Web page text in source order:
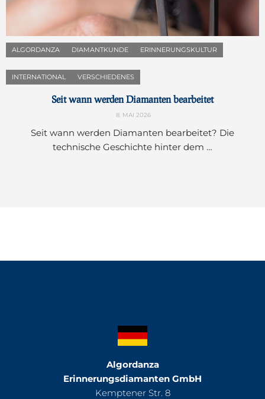
ALGORDANZA DIAMANTKUNDE ERINNERUNGSKULTUR
INTERNATIONAL VERSCHIEDENES
Seit wann werden Diamanten bearbeitet
8. MAI 2026
Seit wann werden Diamanten bearbeitet? Die
technische Geschichte hinter dem …
Algordanza
Erinnerungsdiamanten GmbH
Kemptener Str. 8